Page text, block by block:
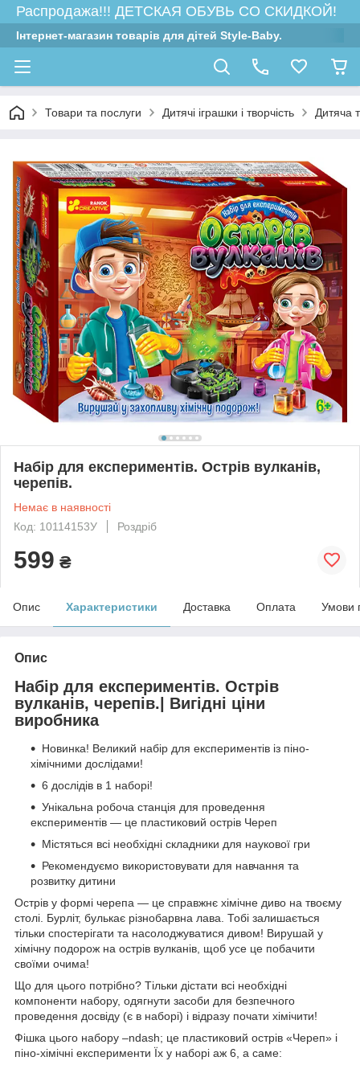
Распродажа!!! ДЕТСКАЯ ОБУВЬ СО СКИДКОЙ!
Інтернет-магазин товарів для дітей Style-Baby.
Товари та послуги Дитячі іграшки і творчість Дитяча
Набір для експериментів. Острів вулканів,
черепів.
Немає в наявності
Код: 10114153У
Роздріб
599 ₴
Опис Характеристики Доставка Оплата Умови
Опис
Набір для експериментів. Острів
вулканів, черепів.| Вигідні ціни
виробника
Новинка! Великий набір для експериментів із піно-
хімічними дослідами!
6 дослідів в 1 наборі!
Унікальна робоча станція для проведення
експериментів — це пластиковий острів Череп
Містяться всі необхідні складники для наукової гри
Рекомендуємо використовувати для навчання та
розвитку дитини
Острів у формі черепа — це справжнє хімічне диво на твоєму
столі. Бурліт, булькає різнобарвна лава. Тобі залишається
тільки спостерігати та насолоджуватися дивом! Вирушай у
хімічну подорож на острів вулканів, щоб усе це побачити
своїми очима!
Що для цього потрібно? Тільки дістати всі необхідні
компоненти набору, одягнути засоби для безпечного
проведення досвіду (є в наборі) і відразу почати хімічити!
Фішка цього набору –ndash; це пластиковий острів «Череп» і
піно-хімічні експерименти Їх у наборі аж 6, а саме: